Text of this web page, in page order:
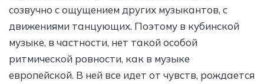
созвучно с ощущением других музыкантов, с
движениями танцующих. Поэтому в кубинской
музыке, в частности, нет такой особой
ритмической ровности, как в музыке
европейской. В ней все идет от чувств, рождается